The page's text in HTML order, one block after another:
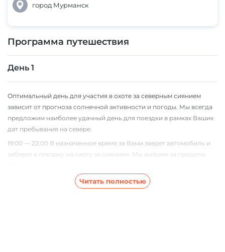
город Мурманск
Программа путешествия
День 1
Оптимальный день для участия в охоте за северным сиянием
зависит от прогноза солнечной активности и погоды. Мы всегда
предложим наиболее удачный день для поездки в рамках Ваших
дат пребывания на севере.
19:00 — 22:00 В назначенное время за Вами заедет автомобиль и
заберет в поездку на охоту за сиянием. Мы выйдем за пределы
отсутствием лишнего света и хорошей погодой. Гид найдет
оптимальное место для наблюдения за сияниями в эту ночь.
Читать полностью